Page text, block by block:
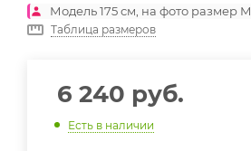
Модель 175 см, на фото размер M
Таблица размеров
6 240 руб.
Есть в наличии